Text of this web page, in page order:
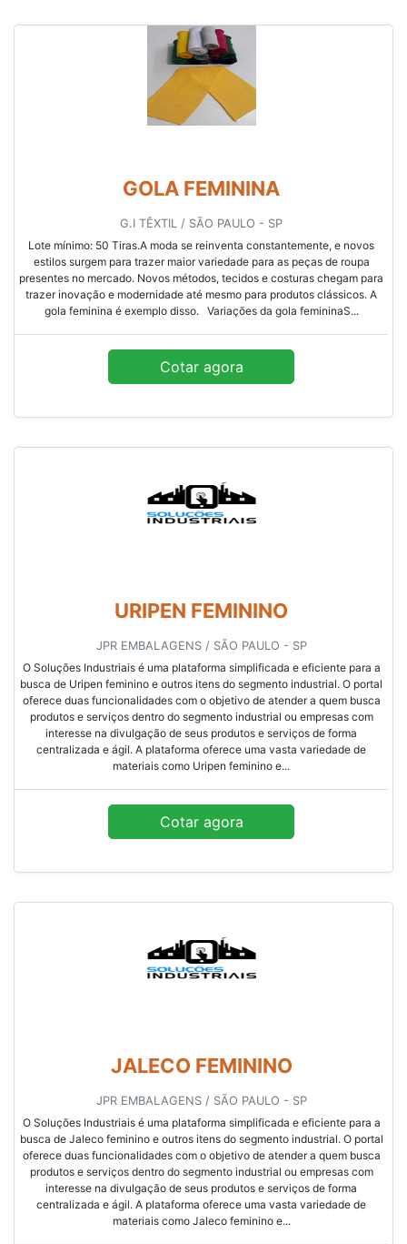
GOLA FEMININA
G.I TÊXTIL / SÃO PAULO - SP
Lote mínimo: 50 Tiras.A moda se reinventa constantemente, e novos
estilos surgem para trazer maior variedade para as peças de roupa
presentes no mercado. Novos métodos, tecidos e costuras chegam para
trazer inovação e modernidade até mesmo para produtos clássicos. A
gola feminina é exemplo disso. Variações da gola femininaS...
Cotar agora
URIPEN FEMININO
JPR EMBALAGENS / SÃO PAULO - SP
O Soluções Industriais é uma plataforma simplificada e eficiente para a
busca de Uripen feminino e outros itens do segmento industrial. O portal
oferece duas funcionalidades com o objetivo de atender a quem busca
produtos e serviços dentro do segmento industrial ou empresas com
interesse na divulgação de seus produtos e serviços de forma
centralizada e ágil. A plataforma oferece uma vasta variedade de
materiais como Uripen feminino e...
Cotar agora
JALECO FEMININO
JPR EMBALAGENS / SÃO PAULO - SP
O Soluções Industriais é uma plataforma simplificada e eficiente para a
busca de Jaleco feminino e outros itens do segmento industrial. O portal
oferece duas funcionalidades com o objetivo de atender a quem busca
produtos e serviços dentro do segmento industrial ou empresas com
interesse na divulgação de seus produtos e serviços de forma
centralizada e ágil. A plataforma oferece uma vasta variedade de
materiais como Jaleco feminino e...